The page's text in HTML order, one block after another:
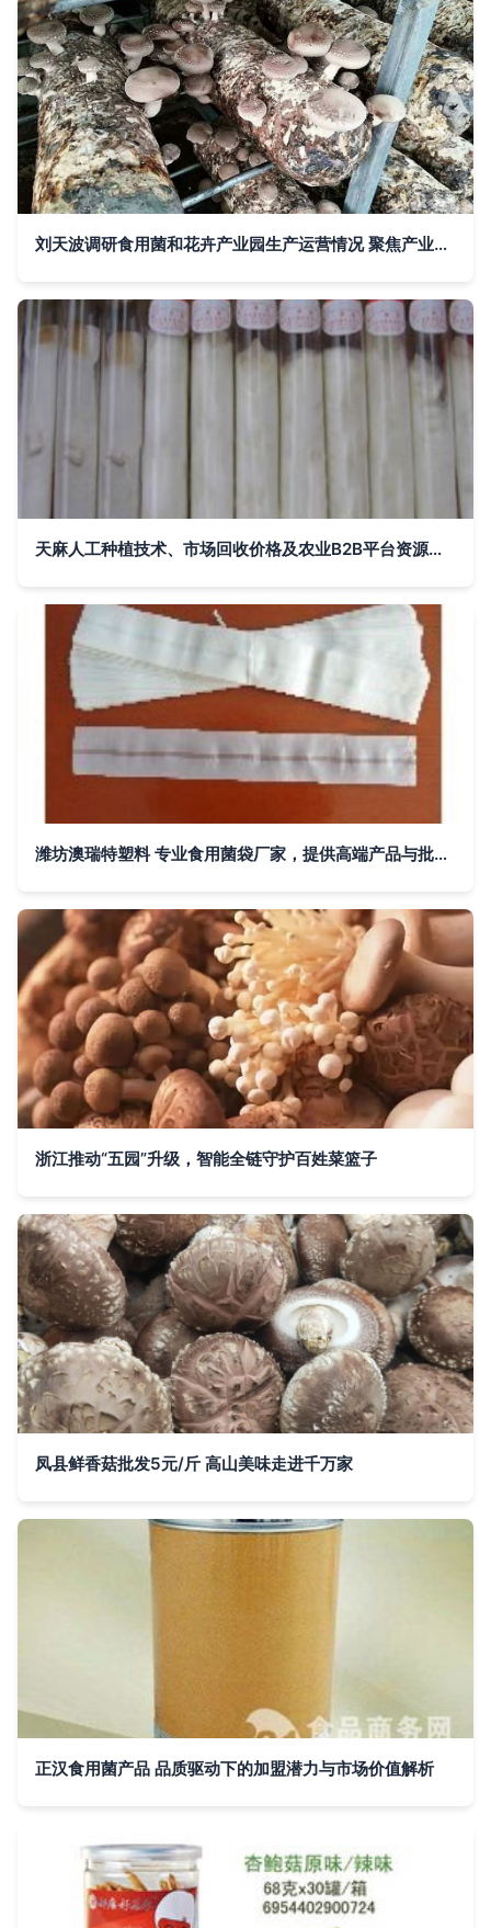
刘天波调研食用菌和花卉产业园生产运营情况 聚焦产业升级，助力乡村振兴
天麻人工种植技术、市场回收价格及农业B2B平台资源整合指南
潍坊澳瑞特塑料 专业食用菌袋厂家，提供高端产品与批发服务
浙江推动“五园”升级，智能全链守护百姓菜篮子
凤县鲜香菇批发5元/斤 高山美味走进千万家
正汉食用菌产品 品质驱动下的加盟潜力与市场价值解析